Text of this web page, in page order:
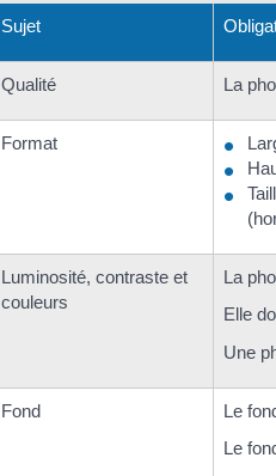
Sujet
Qualité La
Format
Luminosité, contraste et
couleurs
La
Elle
Une
Fond
Le
Le